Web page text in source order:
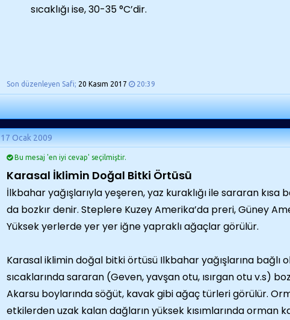
sıcaklığı ise, 30-35 °C’dir.
Son düzenleyen Safi; 20 Kasım 2017 20:39
17 Ocak 2009
Bu mesaj 'en iyi cevap' seçilmiştir.
Karasal İklimin Doğal Bitki Örtüsü
İlkbahar yağışlarıyla yeşeren, yaz kuraklığı ile sararan kısa
da bozkır denir. Steplere Kuzey Amerika’da preri, Güney
Yüksek yerlerde yer yer iğne yapraklı ağaçlar görülür.
Karasal iklimin doğal bitki örtüsü Ilkbahar yağışlarına bağlı
sıcaklarında sararan (Geven, yavşan otu, ısırgan otu v.s)
Akarsu boylarında söğüt, kavak gibi ağaç türleri görülür.
etkilerden uzak kalan dağların yüksek kısımlarında orman